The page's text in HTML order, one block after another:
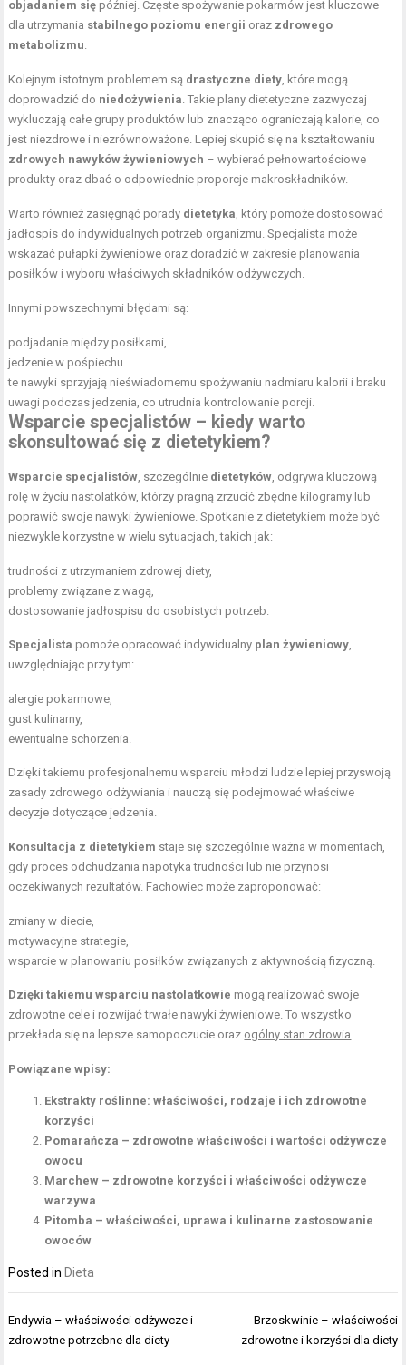
objadaniem się później. Częste spożywanie pokarmów jest kluczowe
dla utrzymania stabilnego poziomu energii oraz zdrowego
metabolizmu
Kolejnym istotnym problemem są drastyczne diety , które mogą
doprowadzić do niedożywienia . Takie plany dietetyczne zazwyczaj
wykluczają całe grupy produktów lub znacząco ograniczają kalorie, co
jest niezdrowe i niezrównoważone. Lepiej skupić się na kształtowaniu
zdrowych nawyków żywieniowych – wybierać pełnowartościowe
produkty oraz dbać o odpowiednie proporcje makroskładników.
Warto również zasięgnąć porady dietetyka , który pomoże dostosować
jadłospis do indywidualnych potrzeb organizmu. Specjalista może
wskazać pułapki żywieniowe oraz doradzić w zakresie planowania
posiłków i wyboru właściwych składników odżywczych.
Innymi powszechnymi błędami są:
podjadanie między posiłkami,
jedzenie w pośpiechu.
te nawyki sprzyjają nieświadomemu spożywaniu nadmiaru kalorii i braku
uwagi podczas jedzenia, co utrudnia kontrolowanie porcji.
Wsparcie specjalistów – kiedy warto
skonsultować się z dietetykiem?
Wsparcie specjalistów , szczególnie dietetyków , odgrywa kluczową
rolę w życiu nastolatków, którzy pragną zrzucić zbędne kilogramy lub
poprawić swoje nawyki żywieniowe. Spotkanie z dietetykiem może być
niezwykle korzystne w wielu sytuacjach, takich jak:
trudności z utrzymaniem zdrowej diety,
problemy związane z wagą,
dostosowanie jadłospisu do osobistych potrzeb.
Specjalista pomoże opracować indywidualny plan żywieniowy
uwzględniając przy tym:
alergie pokarmowe,
gust kulinarny,
ewentualne schorzenia.
Dzięki takiemu profesjonalnemu wsparciu młodzi ludzie lepiej przyswoją
zasady zdrowego odżywiania i nauczą się podejmować właściwe
decyzje dotyczące jedzenia.
Konsultacja z dietetykiem staje się szczególnie ważna w momentach,
gdy proces odchudzania napotyka trudności lub nie przynosi
oczekiwanych rezultatów. Fachowiec może zaproponować:
zmiany w diecie,
motywacyjne strategie,
wsparcie w planowaniu posiłków związanych z aktywnością fizyczną.
Dzięki takiemu wsparciu nastolatkowie mogą realizować swoje
zdrowotne cele i rozwijać trwałe nawyki żywieniowe. To wszystko
przekłada się na lepsze samopoczucie oraz ogólny stan zdrowia
Powiązane wpisy:
Ekstrakty roślinne: właściwości, rodzaje i ich zdrowotne
korzyści
Pomarańcza – zdrowotne właściwości i wartości odżywcze
owocu
Marchew – zdrowotne korzyści i właściwości odżywcze
warzywa
Pitomba – właściwości, uprawa i kulinarne zastosowanie
owoców
Posted in Dieta
Nawigacja
wpisu
Endywia – właściwości odżywcze i
zdrowotne potrzebne dla diety
Brzoskwinie – właściwości
zdrowotne i korzyści dla diety